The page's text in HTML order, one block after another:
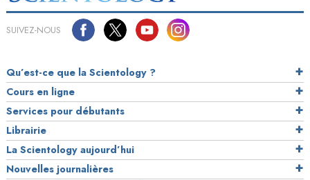
SUIVEZ-NOUS
Qu’est-ce que la Scientology ?
Cours en ligne
Services pour débutants
Librairie
La Scientology aujourd’hui
Nouvelles journalières